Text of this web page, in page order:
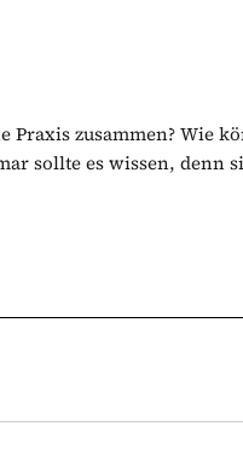
zusammen? Wie
sollte es wissen, denn